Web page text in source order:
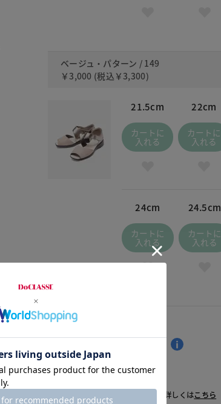
ベージュ・パターン / 149
￥3,000 (税込 ￥3,300)
21.5cm
カートに
入れる
22cm
カートに
入れる
24cm
カートに
入れる
24.5cm
カートに
入れる
△：残りわずか
再入荷予約：メールでお知らせ。詳しくはこちら